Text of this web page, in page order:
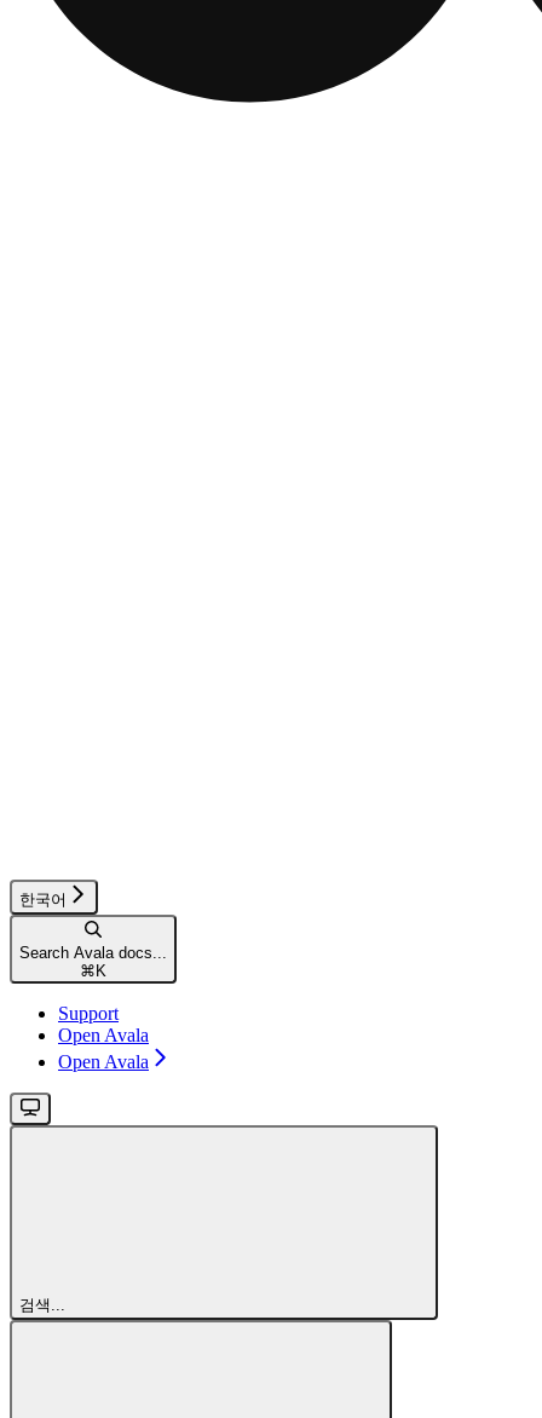
한국어
Search Avala docs...
⌘ K
Support
Open Avala
Open Avala
검색...